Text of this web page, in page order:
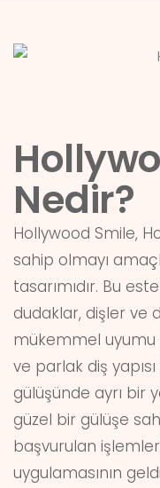
Nedir?
Hollywood Smile,
sahip olmayı
tasarımıdır. Bu
dudaklar, dişler ve
mükemmel uyumu
ve parlak diş yapısı
gülüşünde ayrı bir
güzel bir gülüşe
başvurulan
uygulamasının